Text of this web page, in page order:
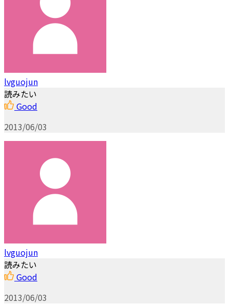
lvguojun
読みたい
Good
2013/06/03
lvguojun
読みたい
Good
2013/06/03